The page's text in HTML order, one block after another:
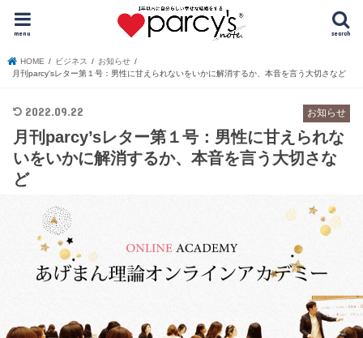
search
menu
HOME ビジネス
お知らせ
月刊parcy'sレター第１号：男性に甘えられないをいかに解消するか、本音を言う大切さなど
お知らせ
2022.09.22
月刊parcy’sレター第１号：男性に甘えられな
いをいかに解消するか、本音を言う大切さな
ど